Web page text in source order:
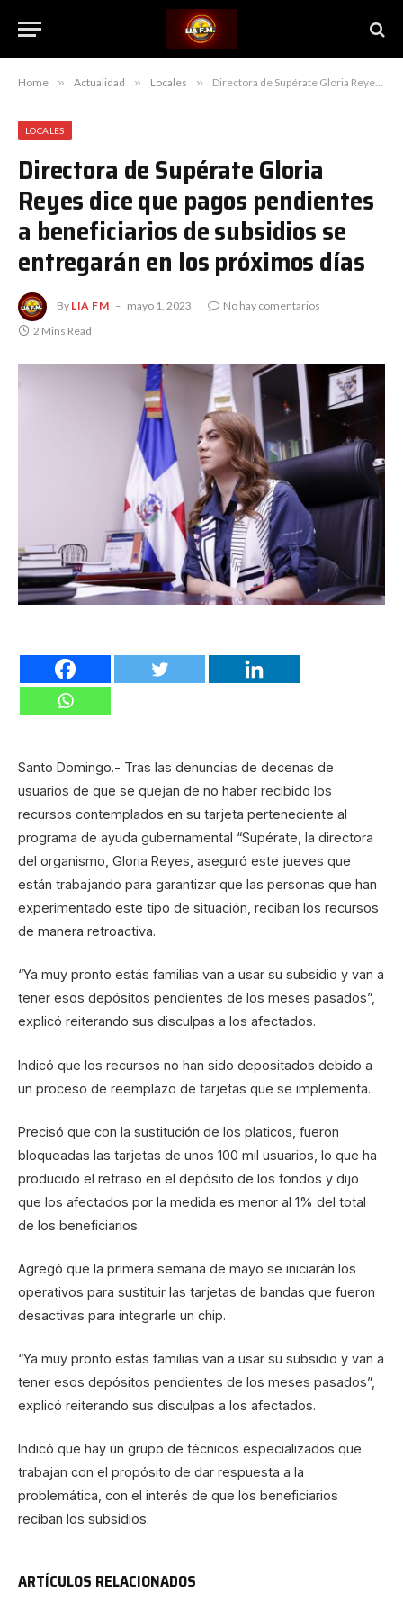
Home » Actualidad » Locales » Directora de Supérate Gloria Reyes dice que pagos pendientes a beneficiarios de subsidios se entregarán en los próximos días
LOCALES
Directora de Supérate Gloria
Reyes dice que pagos pendientes
a beneficiarios de subsidios se
entregarán en los próximos días
By LIA FM mayo 1, 2023
No hay comentarios
2 Mins Read
Santo Domingo.- Tras las denuncias de decenas de
usuarios de que se quejan de no haber recibido los
recursos contemplados en su tarjeta perteneciente al
programa de ayuda gubernamental “Supérate, la directora
del organismo, Gloria Reyes, aseguró este jueves que
están trabajando para garantizar que las personas que han
experimentado este tipo de situación, reciban los recursos
de manera retroactiva.
“Ya muy pronto estás familias van a usar su subsidio y van a
tener esos depósitos pendientes de los meses pasados”,
explicó reiterando sus disculpas a los afectados.
Indicó que los recursos no han sido depositados debido a
un proceso de reemplazo de tarjetas que se implementa.
Precisó que con la sustitución de los platicos, fueron
bloqueadas las tarjetas de unos 100 mil usuarios, lo que ha
producido el retraso en el depósito de los fondos y dijo
que los afectados por la medida es menor al 1% del total
de los beneficiarios.
Agregó que la primera semana de mayo se iniciarán los
operativos para sustituir las tarjetas de bandas que fueron
desactivas para integrarle un chip.
“Ya muy pronto estás familias van a usar su subsidio y van a
tener esos depósitos pendientes de los meses pasados”,
explicó reiterando sus disculpas a los afectados.
Indicó que hay un grupo de técnicos especializados que
trabajan con el propósito de dar respuesta a la
problemática, con el interés de que los beneficiarios
reciban los subsidios.
ARTÍCULOS RELACIONADOS